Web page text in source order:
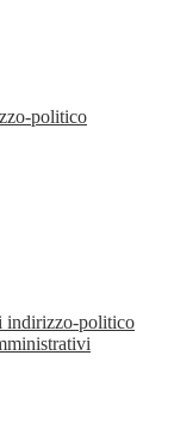
politico
indirizzo-politico